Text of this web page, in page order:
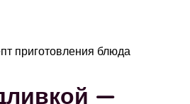
приготовления блюда
—